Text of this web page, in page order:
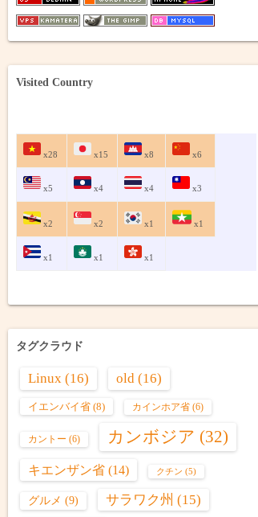
Visited Country
x28 x15 x8 x6
x5 x4 x4 x3
x2 x2 x1 x1
x1 x1 x1
タグクラウド
Linux (16) old (16)
イエンバイ省 (8) カインホア省 (6)
カントー (6) カンボジア (32)
キエンザン省 (14) クチン (5)
グルメ (9) サラワク州 (15)